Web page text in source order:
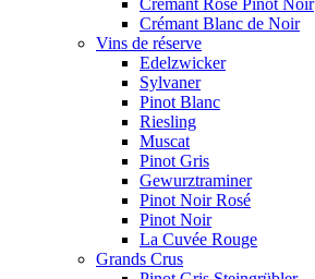
Crémant Blanc de Noir
Vins de réserve
Edelzwicker
Sylvaner
Pinot Blanc
Riesling
Muscat
Pinot Gris
Gewurztraminer
Pinot Noir Rosé
Pinot Noir
La Cuvée Rouge
Grands Crus